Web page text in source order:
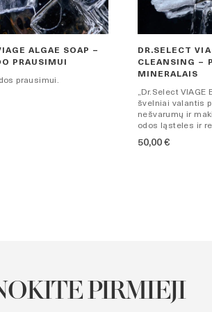
ALGAE SOAP –
PRAUSIMUI
prausimui.
DR.SELECT
CLEANSING –
MINERALAIS
„Dr.Select VIAGE
švelniai valantis
nešvarumų ir
odos ląsteles ir
50,00 €
PIRMIEJI